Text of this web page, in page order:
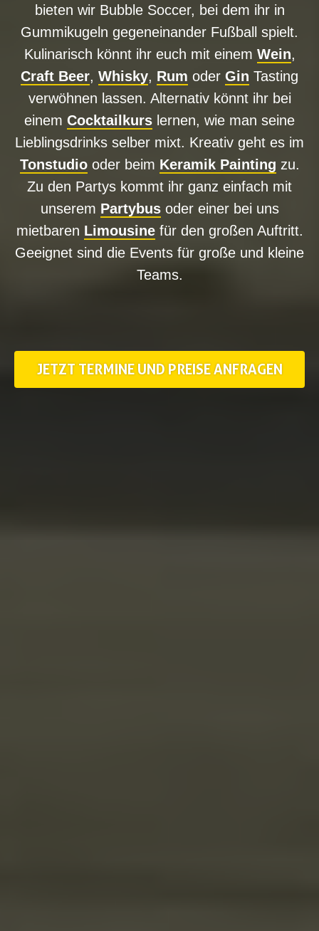
bieten wir Bubble Soccer, bei dem ihr in
Gummikugeln gegeneinander Fußball spielt.
Kulinarisch könnt ihr euch mit einem Wein,
Craft Beer, Whisky, Rum oder Gin Tasting
verwöhnen lassen. Alternativ könnt ihr bei
einem Cocktailkurs lernen, wie man seine
Lieblingsdrinks selber mixt. Kreativ geht es im
Tonstudiooder beim Keramik Painting zu.
Zu den Partys kommt ihr ganz einfach mit
unserem Partybusoder einer bei uns
mietbaren Limousinefür den großen Auftritt.
Geeignet sind die Events für große und kleine
Teams.
JETZT TERMINE UND PREISE ANFRAGEN